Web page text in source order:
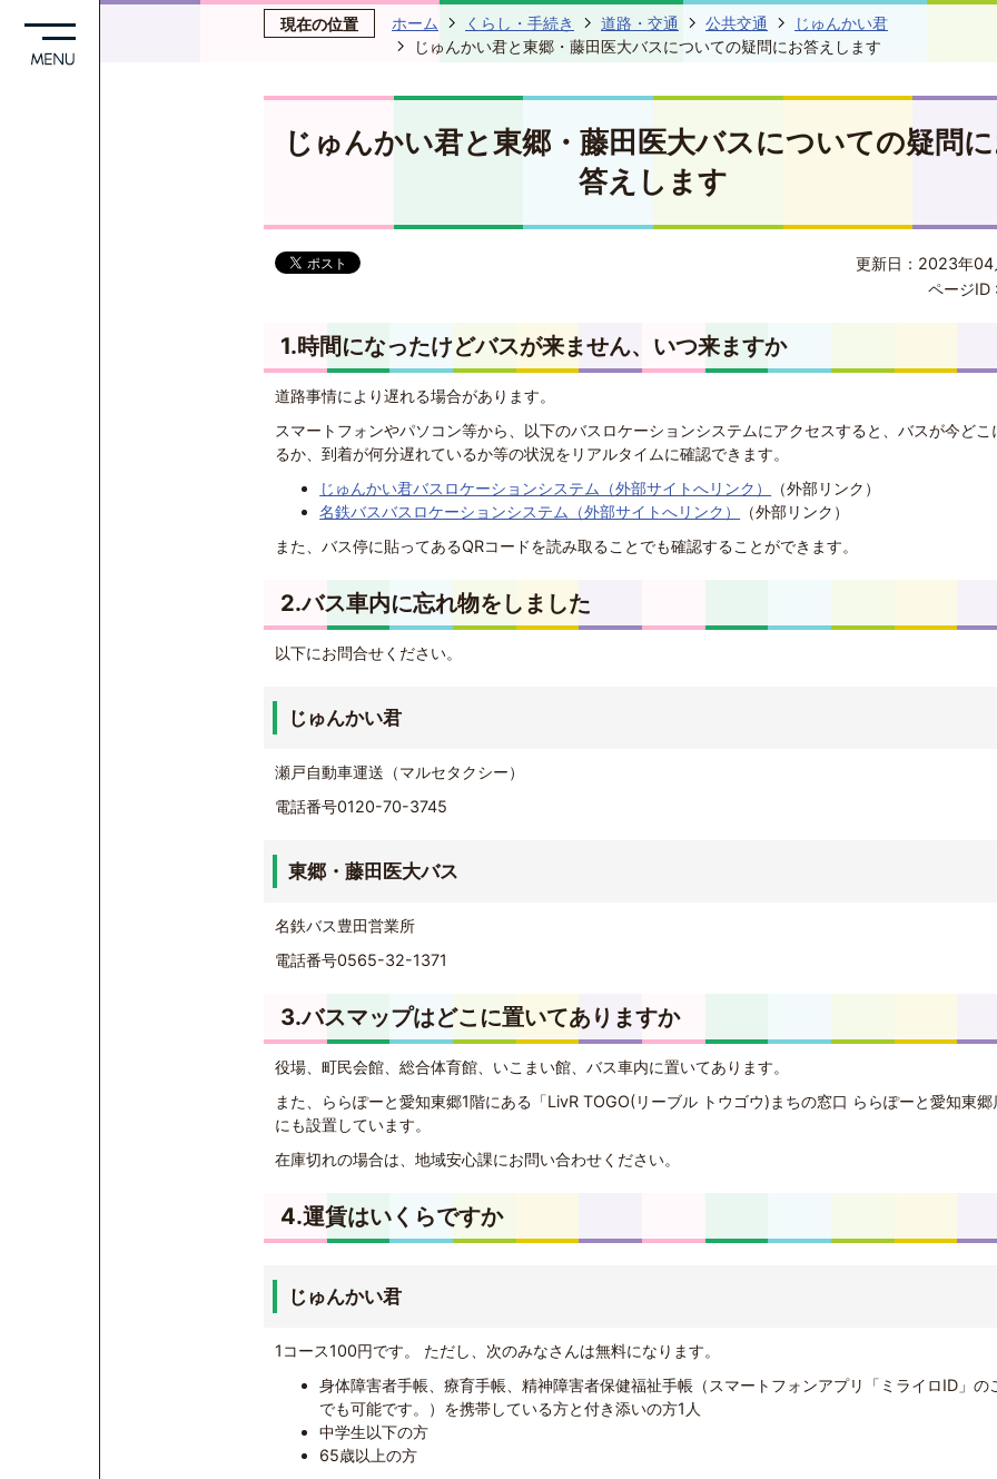
現在の位置 ホーム くらし・手続き 道路・交通 公共交通
じゅんかい君
じゅんかい君と東郷・藤田医大バスについての疑問にお答えします
じゅんかい君と東郷・藤田医大バスについての疑問
答えします
更新日：2023年04
ページID :
1.時間になったけどバスが来ません、いつ来ますか
道路事情により遅れる場合があります。
スマートフォンやパソコン等から、以下のバスロケーションシステムにアクセスすると、バスが今どこ
るか、到着が何分遅れているか等の状況をリアルタイムに確認できます。
じゅんかい君バスロケーションシステム（外部サイトへリンク）
（外部リンク）
名鉄バスバスロケーションシステム（外部サイトへリンク）
（外部リンク）
また、バス停に貼ってあるQRコードを読み取ることでも確認することができます。
2.バス車内に忘れ物をしました
以下にお問合せください。
じゅんかい君
瀬戸自動車運送（マルセタクシー）
電話番号0120-70-3745
東郷・藤田医大バス
名鉄バス豊田営業所
電話番号0565-32-1371
3.バスマップはどこに置いてありますか
役場、町民会館、総合体育館、いこまい館、バス車内に置いてあります。
また、ららぽーと愛知東郷1階にある「LivR TOGO(リーブル トウゴウ)まちの窓口 ららぽーと愛知東郷
にも設置しています。
在庫切れの場合は、地域安心課にお問い合わせください。
4.運賃はいくらですか
じゅんかい君
1コース100円です。 ただし、次のみなさんは無料になります。
身体障害者手帳、療育手帳、精神障害者保健福祉手帳（スマートフォンアプリ「ミライロID」の
でも可能です。）を携帯している方と付き添いの方1人
中学生以下の方
65歳以上の方